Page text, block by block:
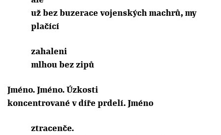
už bez buzerace vojenských machrů, my
plačící
zahaleni
mlhou bez zipů
Jméno. Jméno. Úzkosti
koncentrované v díře prdelí. Jméno
ztracenče.